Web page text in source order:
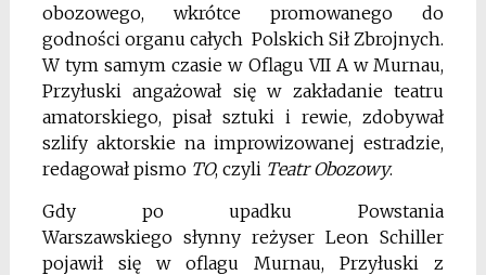
obozowego, wkrótce promowanego do
godności organu całych Polskich Sił Zbrojnych.
W tym samym czasie w Oflagu VII A w Murnau,
Przyłuski angażował się w zakładanie teatru
amatorskiego, pisał sztuki i rewie, zdobywał
szlify aktorskie na improwizowanej estradzie,
redagował pismo TO, czyli Teatr Obozowy.
Gdy po upadku Powstania
Warszawskiego słynny reżyser Leon Schiller
pojawił się w oflagu Murnau, Przyłuski z